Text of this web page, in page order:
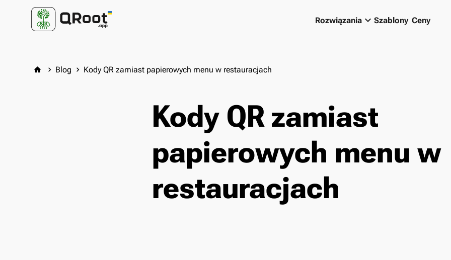
Rozwiązaniakeyboard_arrow_down Szablony Ceny
home keyboard_arrow_right Blog keyboard_arrow_right Kody QR zamiast papierowych menu w restauracjach
Kody QR zamiast
papierowych menu w
restauracjach